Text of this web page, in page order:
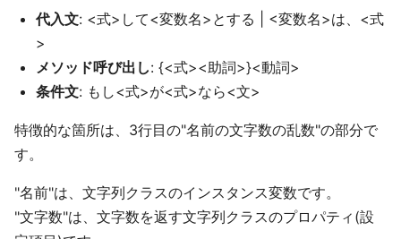
代入文: <式>して<変数名>とする | <変数名>は、<式
>
メソッド呼び出し: {<式><助詞>}<動詞>
条件文: もし<式>が<式>なら<文>
特徴的な箇所は、3行目の"名前の文字数の乱数"の部分で
す。
"名前"は、文字列クラスのインスタンス変数です。
"文字数"は、文字数を返す文字列クラスのプロパティ(設